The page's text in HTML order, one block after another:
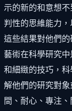
示的新的和意想
判性的思維能力
這些結果對他們
藝術在科學研究
和細緻的技巧，
解他們的研究對
間、耐心、專注